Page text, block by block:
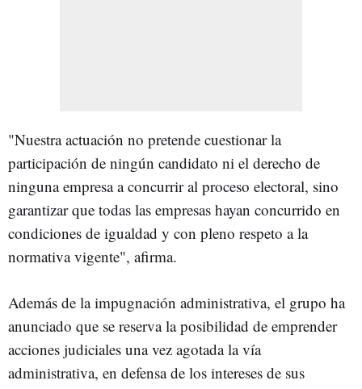
"Nuestra actuación no pretende cuestionar la
participación de ningún candidato ni el derecho de
ninguna empresa a concurrir al proceso electoral, sino
garantizar que todas las empresas hayan concurrido en
condiciones de igualdad y con pleno respeto a la
normativa vigente", afirma.
Además de la impugnación administrativa, el grupo ha
anunciado que se reserva la posibilidad de emprender
acciones judiciales una vez agotada la vía
administrativa, en defensa de los intereses de sus